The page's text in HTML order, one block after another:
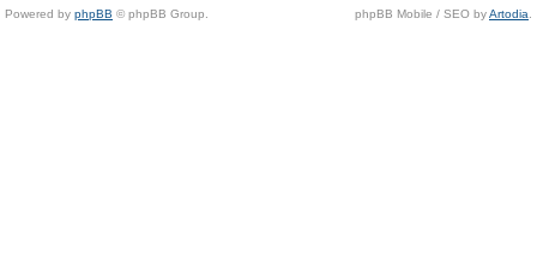
Powered by phpBB © phpBB Group. phpBB Mobile / SEO byArtodia